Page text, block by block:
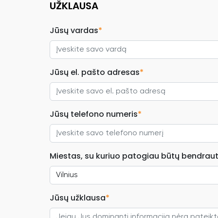
UŽKLAUSA
Jūsų vardas*
Jūsų el. pašto adresas*
Jūsų telefono numeris*
Miestas, su kuriuo patogiau būtų
Jūsų užklausa*